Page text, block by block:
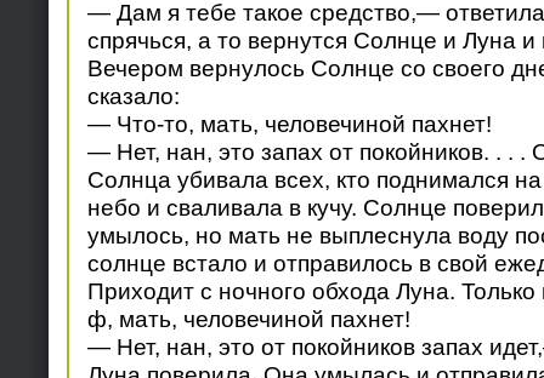
— Дам я тебе такое средство,—
спрячься, а то вернутся Солнце и Луна и
Вечером вернулось Солнце со своего
сказало:
— Что-то, мать, человечиной пахнет!
— Нет, нан, это запах от покойников. . . .
Солнца убивала всех, кто поднимался на
небо и сваливала в кучу. Солнце
умылось, но мать не выплеснула воду
солнце встало и отправилось в свой
Приходит с ночного обхода Луна.
ф, мать, человечиной пахнет!
— Нет, нан, это от покойников запах